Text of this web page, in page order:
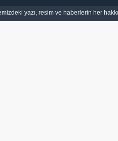
yazı, resim ve haberlerin her